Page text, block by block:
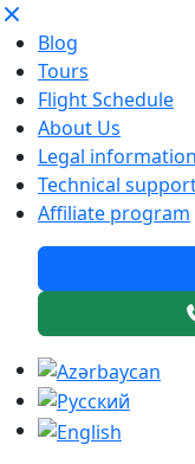
Blog
Tours
Flight Schedule
About Us
Legal information
Technical
Affiliate program